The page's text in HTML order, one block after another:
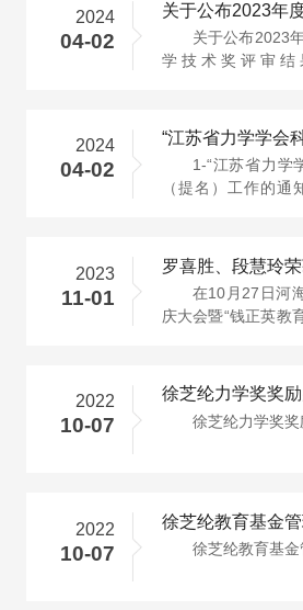
2024
04-02
关于公布2023
学技术奖评审
2024
04-02
1-“江苏省力学
（提名）工作的通
2023
11-01
在10月27日河
庆大会暨“钱正英教
2022
10-07
徐芝纶力学奖奖
徐芝纶力学奖
2022
10-07
徐芝纶教育基金
徐芝纶教育基